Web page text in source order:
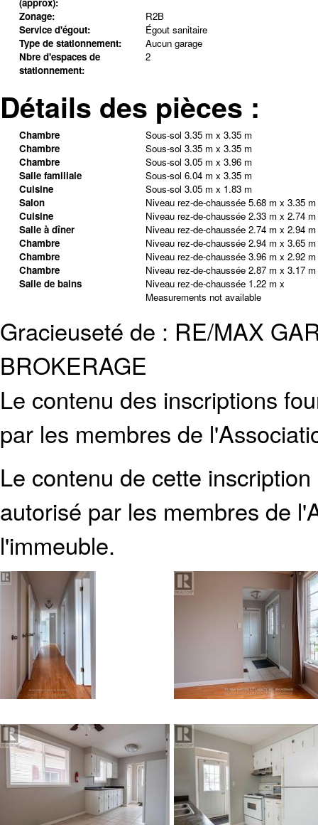
Zonage:
R2B
Service d'égout:
Égout sanitaire
Type de stationnement:
Aucun garage
Nbre d'espaces de
stationnement:
2
Détails des pièces :
Chambre Sous-sol 3.35 m x 3.35 m
Chambre
Sous-sol 3.35 m x 3.35 m
Chambre
Sous-sol 3.05 m x 3.96 m
Salle familiale
Sous-sol 6.04 m x 3.35 m
Cuisine
Sous-sol 3.05 m x 1.83 m
Salon
Niveau rez-de-chaussée 5.68 m x 3.35 m
Cuisine
Niveau rez-de-chaussée 2.33 m x 2.74 m
Salle à dîner
Niveau rez-de-chaussée 2.74 m x 2.94 m
Chambre
Niveau rez-de-chaussée 2.94 m x 3.65 m
Chambre
Niveau rez-de-chaussée 3.96 m x 2.92 m
Chambre
Niveau rez-de-chaussée 2.87 m x 3.17 m
Salle de bains
Niveau rez-de-chaussée 1.22 m x
Measurements not available
Gracieuseté de : RE/MAX
BROKERAGE
Le contenu des inscriptions
par les membres de
Le contenu de cette
autorisé par les membres de
l'immeuble.